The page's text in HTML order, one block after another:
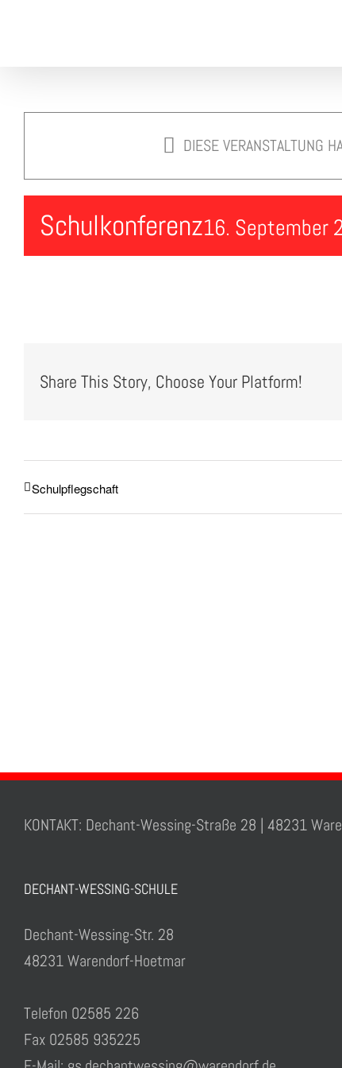
DIESE VERANSTALTUNG
Schulkonferenz16. September
Share This Story, Choose Your Platform!
Schulpflegschaft
KONTAKT: Dechant-Wessing-Straße 28 | 48231
DECHANT-WESSING-SCHULE
Dechant-Wessing-Str. 28
48231 Warendorf-Hoetmar
Telefon 02585 226
Fax 02585 935225